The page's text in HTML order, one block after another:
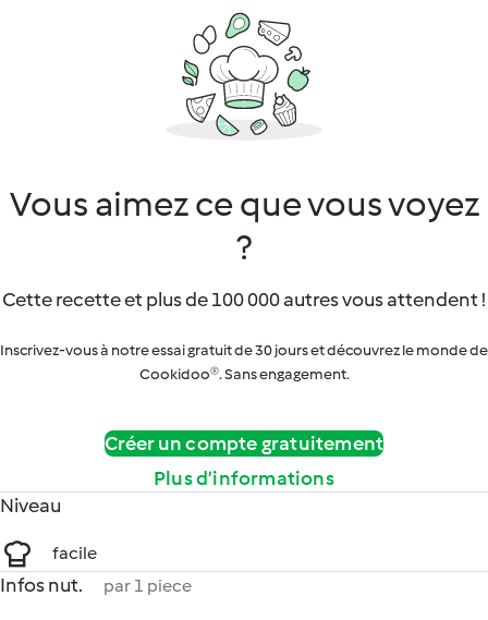
Vous aimez ce que vous voyez
?
Cette recette et plus de 100 000 autres vous attendent !
Inscrivez-vous à notre essai gratuit de 30 jours et découvrez le monde de
Cookidoo®. Sans engagement.
Créer un compte gratuitement
Plus d’informations
Niveau
facile
Infos nut. par 1 piece